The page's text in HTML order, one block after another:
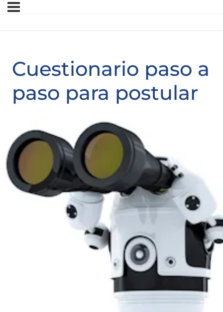
Cuestionario paso a
paso para postular